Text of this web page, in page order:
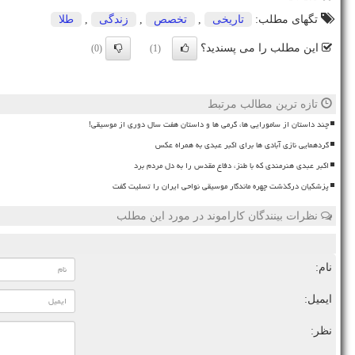
تگهای مطلب:
تاریخی تخصص زندگی طلا
این مطلب را می پسندید؟ (1)
(0)
تازه ترین مطالب مرتبط
چند داستان از سامورایی ها، گرمی ها و داستان هفت سال دوری از موسیقی!
گردهمایی نازی آبادی ها برای اکبر عبدی به همراه عکس
اکبر عبدی هنرمندی که با طنز، دفاع مقدس را به دل مردم برد
پزشکیان درگذشت چهره ماندگار موسیقی نواحی ایران را تسلیت گفت
نظرات بینندگان کاراموند در مورد این مطلب
نام:
ایمیل:
نظر: